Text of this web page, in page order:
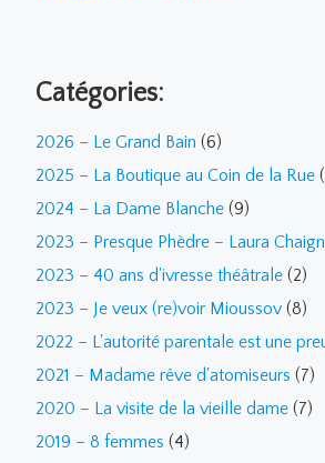
Catégories:
2026 – Le Grand Bain (6)
2025 – La Boutique au Coin de la Rue
2024 – La Dame Blanche (9)
2023 – Presque Phèdre – Laura
2023 – 40 ans d'ivresse théâtrale (2)
2023 – Je veux (re)voir Mioussov (8)
2022 – L'autorité parentale est une
2021 – Madame rêve d'atomiseurs (7)
2020 – La visite de la vieille dame (7)
2019 – 8 femmes (4)